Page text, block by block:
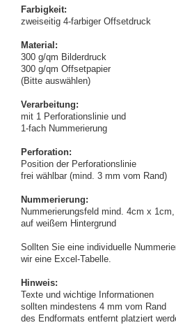
Farbigkeit:
zweiseitig 4-farbiger Offsetdruck
Material:
300 g/qm Bilderdruck
300 g/qm Offsetpapier
(Bitte auswählen)
Verarbeitung:
mit 1 Perforationslinie und
1-fach Nummerierung
Perforation:
Position der Perforationslinie
frei wählbar (mind. 3 mm vom Rand)
Nummerierung:
Nummerierungsfeld mind. 4cm x 1cm,
auf weißem Hintergrund
Sollten Sie eine individuelle
wir eine Excel-Tabelle.
Hinweis:
Texte und wichtige Informationen
sollten mindestens 4 mm vom Rand
des Endformats entfernt platziert